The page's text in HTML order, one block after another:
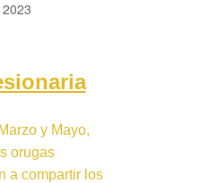
y Mayo,
orugas
a compartir los